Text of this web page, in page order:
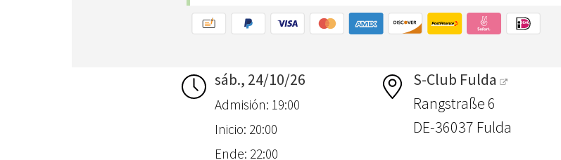
sáb., 24/10/26
Admisión: 19:00
Inicio: 20:00
Ende: 22:00
S-Club Fulda
Rangstraße 6
DE-36037 Fulda